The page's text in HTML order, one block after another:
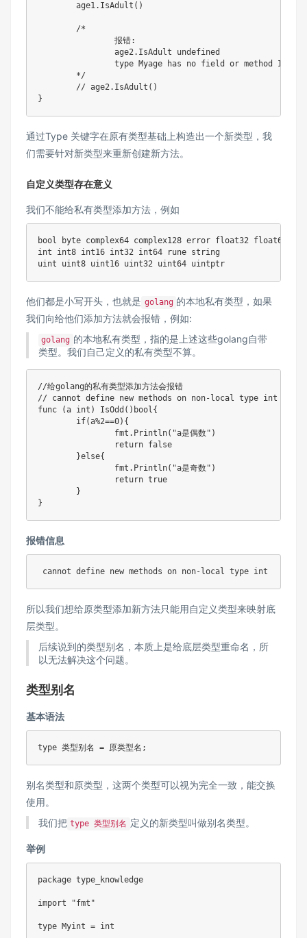
	age1
. IsAdult ( )
/*
	*/
// age2.IsAdult()
}
通过Type 关键字在原有类型基础上构造出一个新类型，我
们需要针对新类型来重新创建新方法。
自定义类型存在意义
我们不能给私有类型添加方法，例如
bool byte complex64 complex128 error float32 float64
int
int8 int16 int32 int64 rune string
uint
uint8 uint16 uint32 uint64 uintptr
他们都是小写开头，也就是 golang 的本地私有类型，如果
我们向给他们添加方法就会报错，例如:
golang 的本地私有类型，指的是上述这些golang自带
类型。我们自己定义的私有类型不算。
//给golang的私有类型添加方法会报错
// cannot define new methods on non-local type int
func
(a int ) IsOdd ( ) bool{
if(a%2==0) {
		fmt
. Println( "a是偶数" )
return false
}else{
		fmt
. Println( "a是奇数" )
return true
}
}
报错信息
cannot define new methods on non- local type int
所以我们想给原类型添加新方法只能用自定义类型来映射底
层类型。
后续说到的类型别名，本质上是给底层类型重命名，所
以无法解决这个问题。
类型别名
基本语法
type 类型别名 = 原类型名 ;
别名类型和原类型，这两个类型可以视为完全一致，能交换
使用。
我们把 type 类型别名 定义的新类型叫做别名类型。
举例
package type_knowledge
import "fmt"
type Myint = int